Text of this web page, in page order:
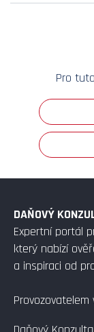
Pro
DAŇOVÝ
Expertní portál
který nabízí
a inspiraci od